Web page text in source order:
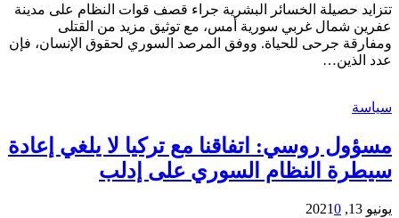
تتزايد حصيلة الخسائر البشرية جراء قصف قوات النظام على مدينة
عفرين شمال غربي سورية أمس، مع توثيق مزيد من القتلى
ومفارقة جرحى للحياة. ووفق المرصد السوري لحقوق الإنسان، فإن
عدد الذين…
سياسة
مسؤول روسي: اتفاقنا مع تركيا لا يلغي إعادة
سيطرة النظام السوري على إدلب
يونيو 13, 2021 0